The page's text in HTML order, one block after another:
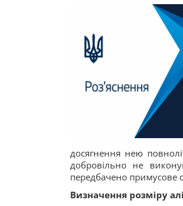
досягнення нею
добровільно не
передбачено примусове
Визначення розміру